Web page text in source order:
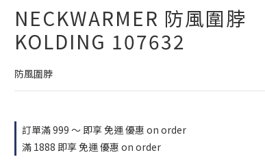
NECKWARMER 防風圍脖
KOLDING 107632
防風圍脖
訂單滿 999 ～ 即享 免運 優惠 on order
滿 1888 即享 免運 優惠 on order